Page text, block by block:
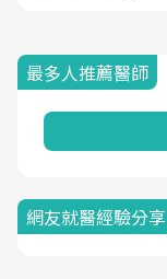
最多人推薦醫師
網友就醫經驗分享